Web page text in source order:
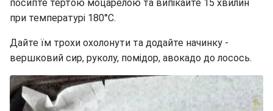
посипте тертою моцарелою та випікайте 15 хвилин
при температурі 180°C.
Дайте їм трохи охолонути та додайте начинку -
вершковий сир, руколу, помідор, авокадо до лосось.